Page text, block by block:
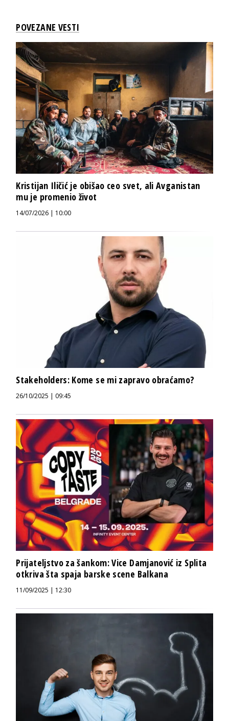
POVEZANE VESTI
Kristijan Iličić je obišao ceo svet, ali Avganistan
mu je promenio život
14/07/2026 | 10:00
Stakeholders: Kome se mi zapravo obraćamo?
26/10/2025 | 09:45
Prijateljstvo za šankom: Vice Damjanović iz Splita
otkriva šta spaja barske scene Balkana
11/09/2025 | 12:30